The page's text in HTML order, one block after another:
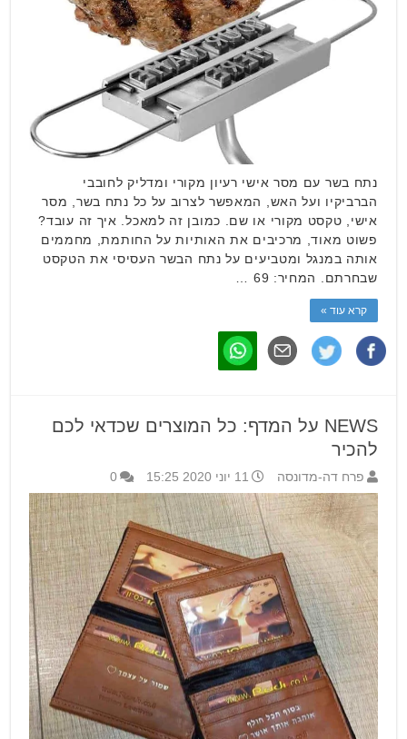
נתח בשר עם מסר אישי רעיון מקורי ומדליק לחובבי
הברביקיו ועל האש, המאפשר לצרוב על כל נתח בשר, מסר
אישי, טקסט מקורי או שם. כמובן זה למאכל. איך זה עובד?
פשוט מאוד, מרכיבים את האותיות על החותמת, מחממים
אותה במנגל ומטביעים על נתח הבשר העסיסי את הטקסט
שבחרתם. המחיר: 69 …
קרא עוד »
NEWS על המדף: כל המוצרים שכדאי לכם
להכיר
פרח דה-מדונסה 11 יוני 2020 15:25 0